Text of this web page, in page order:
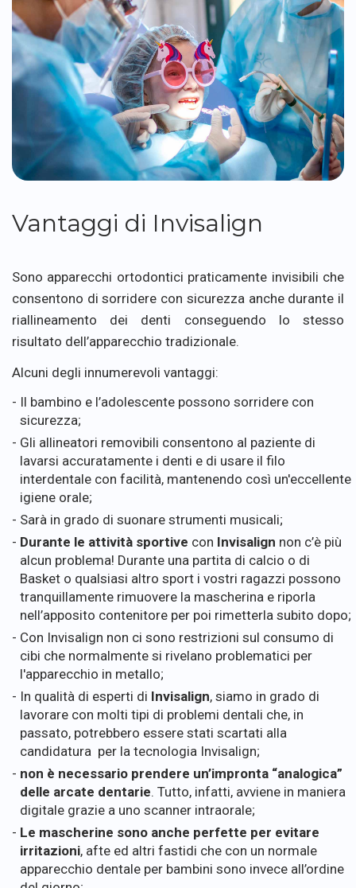
Vantaggi di Invisalign
Sono apparecchi ortodontici praticamente invisibili che
consentono di sorridere con sicurezza anche durante il
riallineamento dei denti conseguendo lo stesso
risultato dell’apparecchio tradizionale.
Alcuni degli innumerevoli vantaggi:
Il bambino e l’adolescente possono sorridere con
sicurezza;
Gli allineatori removibili consentono al paziente di
lavarsi accuratamente i denti e di usare il filo
interdentale con facilità, mantenendo così un'eccellente
igiene orale;
Sarà in grado di suonare strumenti musicali;
Durante le attività sportive con Invisalign non c’è più
alcun problema! Durante una partita di calcio o di
Basket o qualsiasi altro sport i vostri ragazzi possono
tranquillamente rimuovere la mascherina e riporla
nell’apposito contenitore per poi rimetterla subito dopo;
Con Invisalign non ci sono restrizioni sul consumo di
cibi che normalmente si rivelano problematici per
l'apparecchio in metallo;
In qualità di esperti di Invisalign, siamo in grado di
lavorare con molti tipi di problemi dentali che, in
passato, potrebbero essere stati scartati alla
candidatura per la tecnologia Invisalign;
non è necessario prendere un’impronta “analogica”
delle arcate dentarie. Tutto, infatti, avviene in maniera
digitale grazie a uno scanner intraorale;
Le mascherine sono anche perfette per evitare
irritazioni, afte ed altri fastidi che con un normale
apparecchio dentale per bambini sono invece all’ordine